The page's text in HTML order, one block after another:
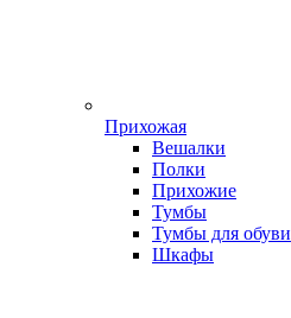
Прихожая
Вешалки
Полки
Прихожие
Тумбы
Тумбы для обуви
Шкафы